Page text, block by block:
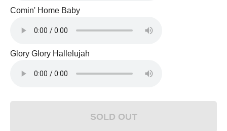
Comin' Home Baby
Glory Glory Hallelujah
SOLD OUT